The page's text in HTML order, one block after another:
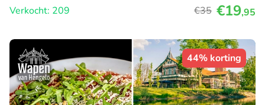
Verkocht: 209
€35 €19,95
44% korting